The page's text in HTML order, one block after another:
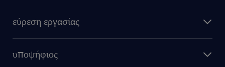
εύρεση εργασίας
εξ αποστάσεως εργασία
υποψήφιος